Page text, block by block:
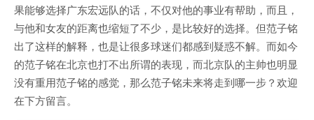
果能够选择广东宏远队的话，不仅对他的事业有帮助，而且，
与他和女友的距离也缩短了不少，是比较好的选择。但范子铭
出了这样的解释，也是让很多球迷们都感到疑惑不解。而如今
的范子铭在北京也打不出所谓的表现，而北京队的主帅也明显
没有重用范子铭的感觉，那么范子铭未来将走到哪一步？欢迎
在下方留言。